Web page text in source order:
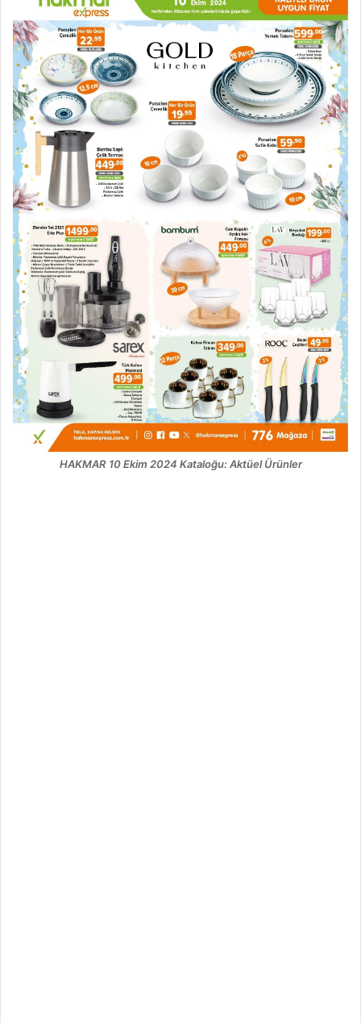
HAKMAR 10 Ekim 2024 Kataloğu: Aktüel Ürünler